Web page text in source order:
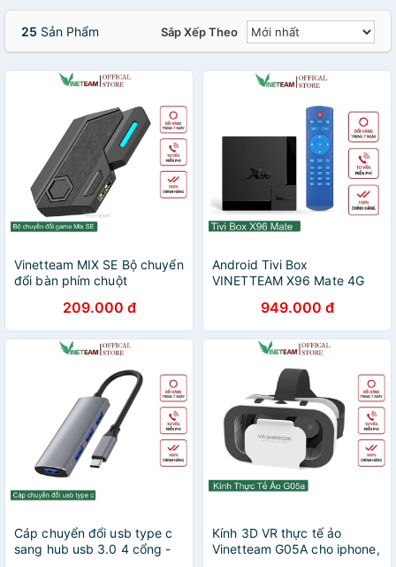
25 Sản Phẩm Sắp Xếp Theo
Vinetteam MIX SE Bộ chuyển
đổi bàn phím chuột
Mobile/Free Fire -4632
209.000 đ
Android Tivi Box
VINETTEAM X96 Mate 4G
10 - X96 Mate 4G 32G -
Cổng HDMI - Bluetooth 5.0
-4457
949.000 đ
Cáp chuyển đổi usb type c
sang hub usb 3.0 4 cổng -
Kính 3D VR thực tế ảo
Vinetteam G05A cho iphone,